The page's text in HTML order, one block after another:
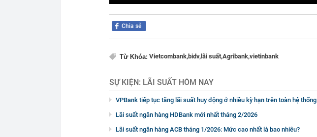
Chia sẻ
Từ Khóa: Vietcombank,bidv, lãi suất,Agribank,vietinbank
SỰ KIỆN: LÃI SUẤT HÔM NAY
VPBank tiếp tục tăng lãi suất huy động ở nhiều kỳ hạn trên toàn hệ thống
Lãi suất ngân hàng HDBank mới nhất tháng 2/2026
Lãi suất ngân hàng ACB tháng 1/2026: Mức cao nhất là bao nhiêu?